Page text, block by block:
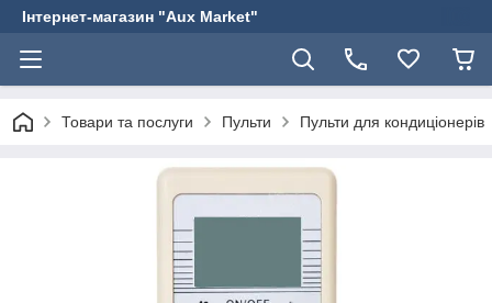
Інтернет-магазин "Aux Market"
Товари та послуги Пульти Пульти для кондиціонерів